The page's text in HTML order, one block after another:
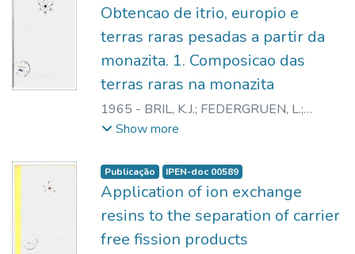
Obtencao de itrio, europio e
terras raras pesadas a partir da
monazita. 1. Composicao das
terras raras na monazita
1965 - BRIL, K.J.; FEDERGRUEN, L.;
LOURENCO, A.S.
Show more
Publicação IPEN-doc 00589
Application of ion exchange
resins to the separation of carrier
free fission products